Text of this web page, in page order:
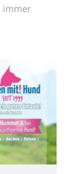
immer